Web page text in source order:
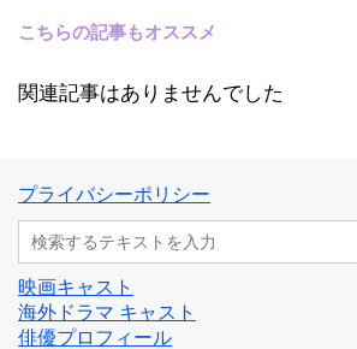
こちらの記事もオススメ
関連記事はありませんでした
プライバシーポリシー
映画キャスト
海外ドラマ キャスト
俳優プロフィール